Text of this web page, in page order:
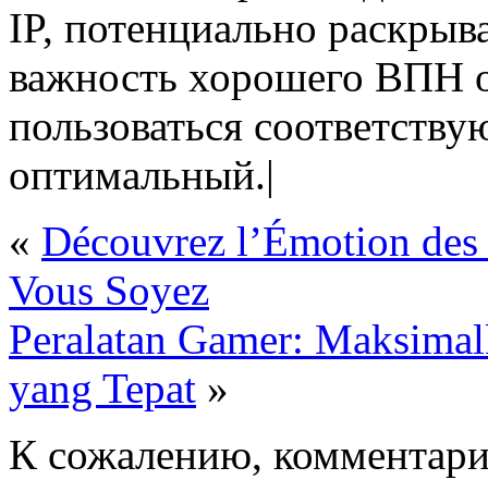
IP, потенциально
важность хорошего ВПН
пользоваться
оптимальный.|
« Découvrez l’Émotion
Vous Soyez
Peralatan Gamer:
yang Tepat »
К сожалению,